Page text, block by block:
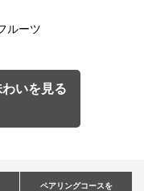
ルーツ
いを見る
ペアリングコースを